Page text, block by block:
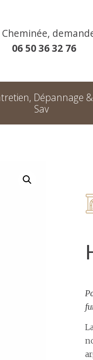
06 50 36 32 76
Dépannage &
Sav